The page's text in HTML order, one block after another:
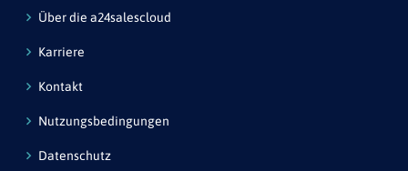
Über die a24salescloud
Karriere
Kontakt
Nutzungsbedingungen
Datenschutz